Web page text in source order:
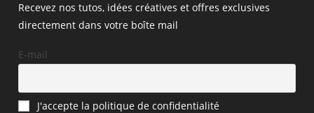
Recevez nos tutos, idées créatives et offres exclusives
directement dans votre boîte mail
E-mail
J'accepte la politique de confidentialité